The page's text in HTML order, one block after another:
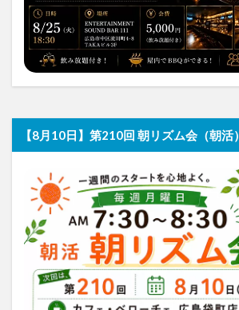
【8月10日】第210回 朝リズム会（朝活）